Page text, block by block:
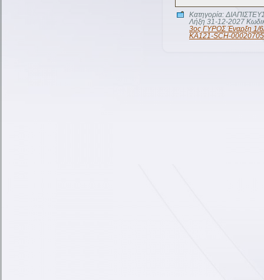
Κατηγορία:
Λήξη 31-12-2027
3ος ΓΥΡΟΣ Έναρξη 1/
KA121-SCH-